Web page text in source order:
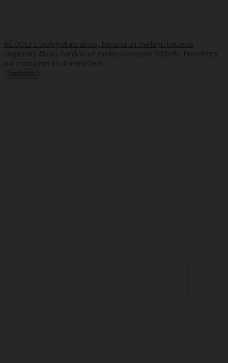
RŪDOLFS bioloģiskais ābolu, banānu un melleņu biezenis
Organisks ābolu, banānu un melleņu biezenis Rūdofls. Piemērots
pat mazuļiem no 4 mēnešiem. ..